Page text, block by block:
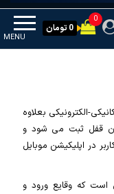
MENU
0
0 تومان
الکترونیکی بعلاوه
قفل ثبت می شود و
در اپلیکیشن موبایل
است که وقایع ورود و